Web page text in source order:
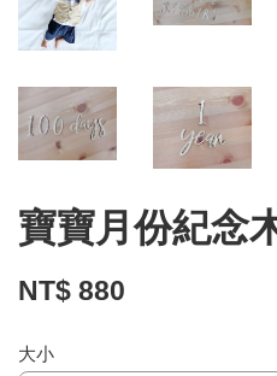
寶寶月份紀念
NT$ 880
大小